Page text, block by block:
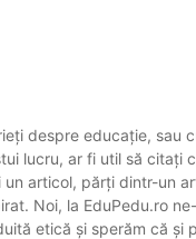
despre educație, sau
lucru, ar fi util să citați
articol, părți dintr-un
Noi, la EduPedu.ro
etică și sperăm că și